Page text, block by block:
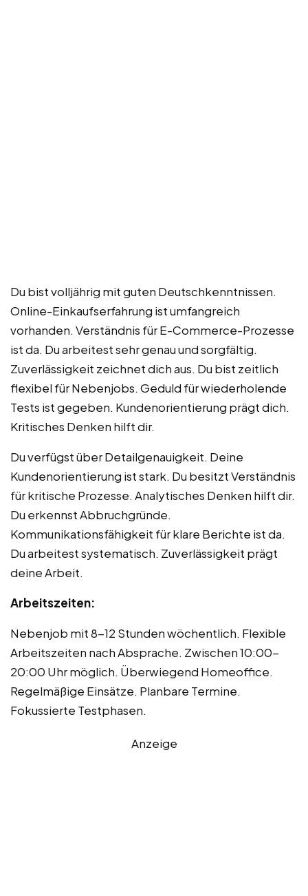
Du bist volljährig mit guten Deutschkenntnissen.
Online-Einkaufserfahrung ist umfangreich
vorhanden. Verständnis für E-Commerce-Prozesse
ist da. Du arbeitest sehr genau und sorgfältig.
Zuverlässigkeit zeichnet dich aus. Du bist zeitlich
flexibel für Nebenjobs. Geduld für wiederholende
Tests ist gegeben. Kundenorientierung prägt dich.
Kritisches Denken hilft dir.
Du verfügst über Detailgenauigkeit. Deine
Kundenorientierung ist stark. Du besitzt Verständnis
für kritische Prozesse. Analytisches Denken hilft dir.
Du erkennst Abbruchgründe.
Kommunikationsfähigkeit für klare Berichte ist da.
Du arbeitest systematisch. Zuverlässigkeit prägt
deine Arbeit.
Arbeitszeiten:
Nebenjob mit 8-12 Stunden wöchentlich. Flexible
Arbeitszeiten nach Absprache. Zwischen 10:00-
20:00 Uhr möglich. Überwiegend Homeoffice.
Regelmäßige Einsätze. Planbare Termine.
Fokussierte Testphasen.
Anzeige